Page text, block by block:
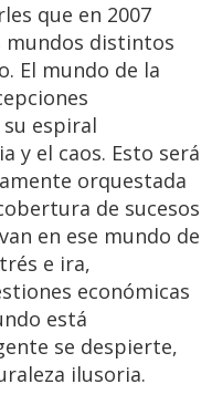
que en 2007
mundos distintos
El mundo de la
espiral
y el caos. Esto será
orquestada
de sucesos
en ese mundo de
e ira,
económicas
está
se despierte,
ilusoria.